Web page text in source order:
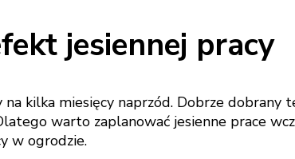
jesiennej pracy
kilka miesięcy naprzód. Dobrze
warto zaplanować jesienne prace
w ogrodzie.